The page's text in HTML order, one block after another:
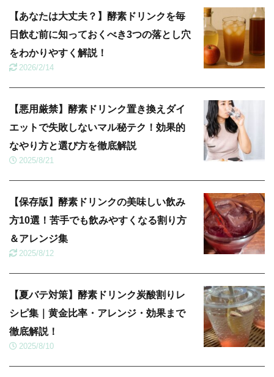
【あなたは大丈夫？】酵素ドリンクを毎
日飲む前に知っておくべき3つの落とし穴
をわかりやすく解説！
2026/2/14
【悪用厳禁】酵素ドリンク置き換えダイ
エットで失敗しないマル秘テク！効果的
なやり方と選び方を徹底解説
2025/8/21
【保存版】酵素ドリンクの美味しい飲み
方10選！苦手でも飲みやすくなる割り方
＆アレンジ集
2025/8/12
【夏バテ対策】酵素ドリンク炭酸割りレ
シピ集｜黄金比率・アレンジ・効果まで
徹底解説！
2025/8/10